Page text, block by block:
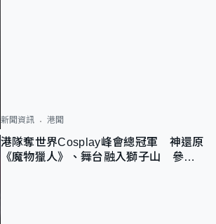
新聞資訊 港聞
港隊奪世界Cosplay峰會總冠軍 神還原
《魔物獵人》、舞台融入獅子山 參賽